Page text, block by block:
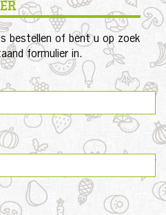
bestellen of bent u op zoek
formulier in.